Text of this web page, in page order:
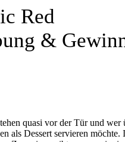
Red
&
quasi vor der Tür und wer
als Dessert servieren möchte.